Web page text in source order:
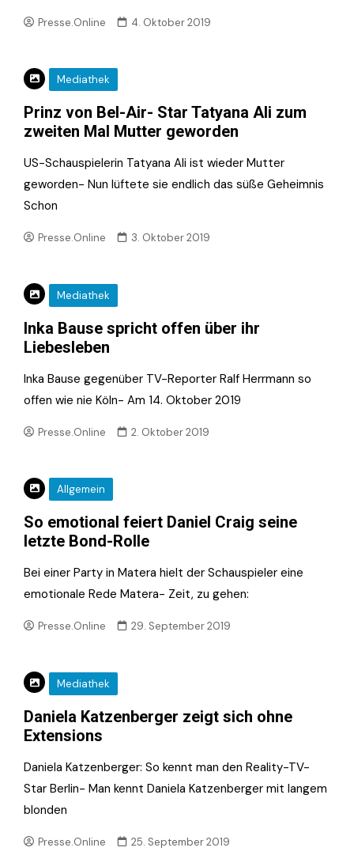
Presse.Online 4. Oktober 2019
Mediathek
Prinz von Bel-Air- Star Tatyana Ali zum
zweiten Mal Mutter geworden
US-Schauspielerin Tatyana Ali ist wieder Mutter
geworden- Nun lüftete sie endlich das süße Geheimnis
Schon
Presse.Online 3. Oktober 2019
Mediathek
Inka Bause spricht offen über ihr
Liebesleben
Inka Bause gegenüber TV-Reporter Ralf Herrmann so
offen wie nie Köln- Am 14. Oktober 2019
Presse.Online 2. Oktober 2019
Allgemein
So emotional feiert Daniel Craig seine
letzte Bond-Rolle
Bei einer Party in Matera hielt der Schauspieler eine
emotionale Rede Matera- Zeit, zu gehen:
Presse.Online 29. September 2019
Mediathek
Daniela Katzenberger zeigt sich ohne
Extensions
Daniela Katzenberger: So kennt man den Reality-TV-
Star Berlin- Man kennt Daniela Katzenberger mit langem
blonden
Presse.Online 25. September 2019